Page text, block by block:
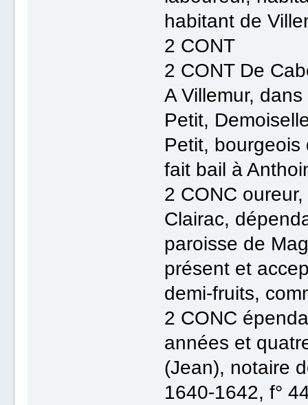
habitant de
2 CONT
2 CONT De
A Villemur,
Petit,
Petit, bourgeois
fait bail à
2 CONC
Clairac,
paroisse de
présent et
demi-fruits,
2 CONC
années et
(Jean), notaire
1640-1642, f°